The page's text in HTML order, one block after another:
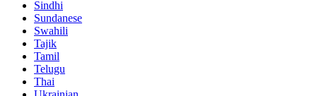
Sindhi
Sundanese
Swahili
Tajik
Tamil
Telugu
Thai